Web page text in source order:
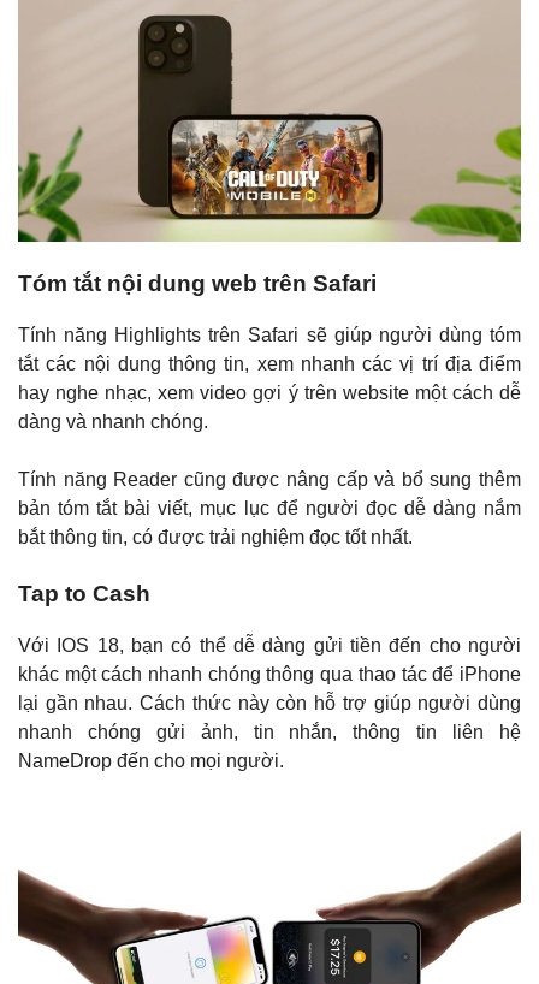
Tóm tắt nội dung web trên Safari
Tính năng Highlights trên Safari sẽ giúp người dùng tóm
tắt các nội dung thông tin, xem nhanh các vị trí địa điểm
hay nghe nhạc, xem video gợi ý trên website một cách dễ
dàng và nhanh chóng.
Tính năng Reader cũng được nâng cấp và bổ sung thêm
bản tóm tắt bài viết, mục lục để người đọc dễ dàng nắm
bắt thông tin, có được trải nghiệm đọc tốt nhất.
Tap to Cash
Với IOS 18, bạn có thể dễ dàng gửi tiền đến cho người
khác một cách nhanh chóng thông qua thao tác để iPhone
lại gần nhau. Cách thức này còn hỗ trợ giúp người dùng
nhanh chóng gửi ảnh, tin nhắn, thông tin liên hệ
NameDrop đến cho mọi người.